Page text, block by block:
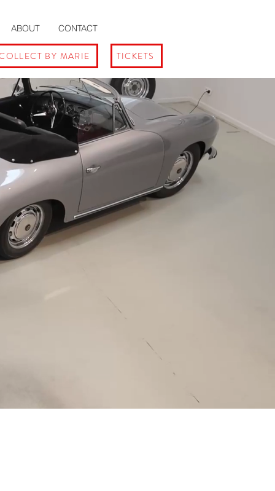
ABOUT CONTACT
BY MARIE TICKETS